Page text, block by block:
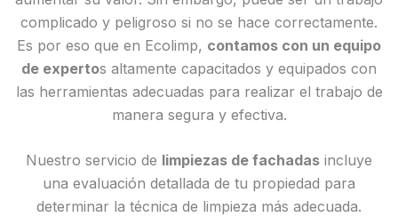
complicado y peligroso si no se hace correctamente.
Es por eso que en Ecolimp, contamos con un equipo
de expertos altamente capacitados y equipados con
las herramientas adecuadas para realizar el trabajo de
manera segura y efectiva.
Nuestro servicio de limpiezas de fachadas incluye
una evaluación detallada de tu propiedad para
determinar la técnica de limpieza más adecuada.